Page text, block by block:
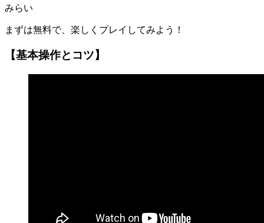
みらい
まずは無料で、楽しくプレイしてみよう！
【基本操作とコツ】